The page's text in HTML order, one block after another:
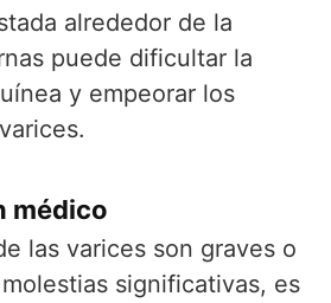
alrededor de la
puede dificultar la
y empeorar los
médico
las varices son graves o
significativas, es